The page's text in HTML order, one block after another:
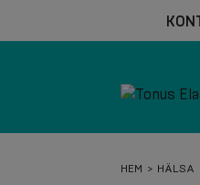
HEM HÄLSA